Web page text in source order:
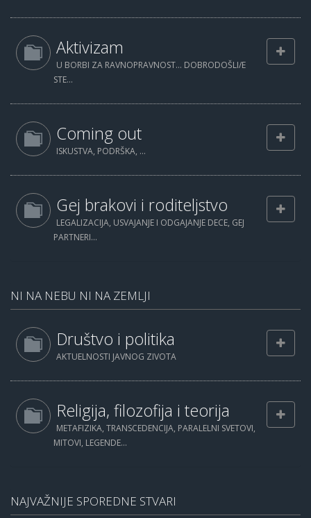
Aktivizam
U BORBI ZA RAVNOPRAVNOST... DOBRODOŠLI/E
STE...
Coming out
ISKUSTVA, PODRŠKA, ...
Gej brakovi i roditeljstvo
LEGALIZACIJA, USVAJANJE I ODGAJANJE DECE, GEJ
PARTNERI...
NI NA NEBU NI NA ZEMLJI
Društvo i politika
AKTUELNOSTI JAVNOG ZIVOTA
Religija, filozofija i teorija
METAFIZIKA, TRANSCEDENCIJA, PARALELNI SVETOVI,
MITOVI, LEGENDE...
NAJVAŽNIJE SPOREDNE STVARI